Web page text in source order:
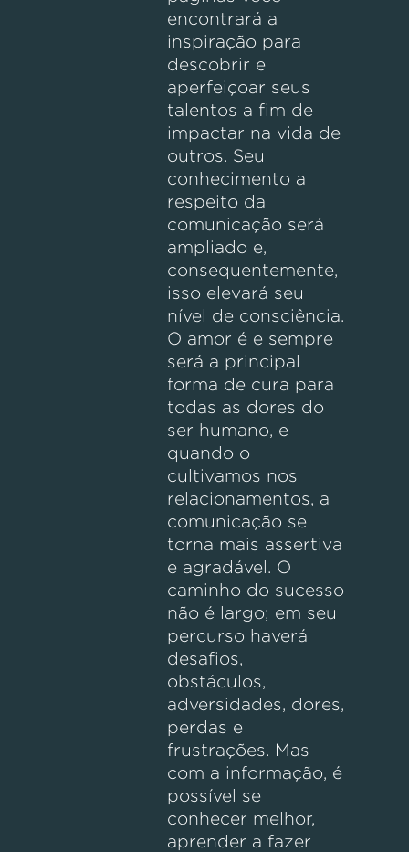
encontrará a
inspiração para
descobrir e
aperfeiçoar seus
talentos a fim de
impactar na vida de
outros. Seu
conhecimento a
respeito da
comunicação será
ampliado e,
consequentemente,
isso elevará seu
nível de consciência.
O amor é e sempre
será a principal
forma de cura para
todas as dores do
ser humano, e
quando o
cultivamos nos
relacionamentos, a
comunicação se
torna mais assertiva
e agradável. O
caminho do sucesso
não é largo; em seu
percurso haverá
desafios,
obstáculos,
adversidades, dores,
perdas e
frustrações. Mas
com a informação, é
possível se
conhecer melhor,
aprender a fazer